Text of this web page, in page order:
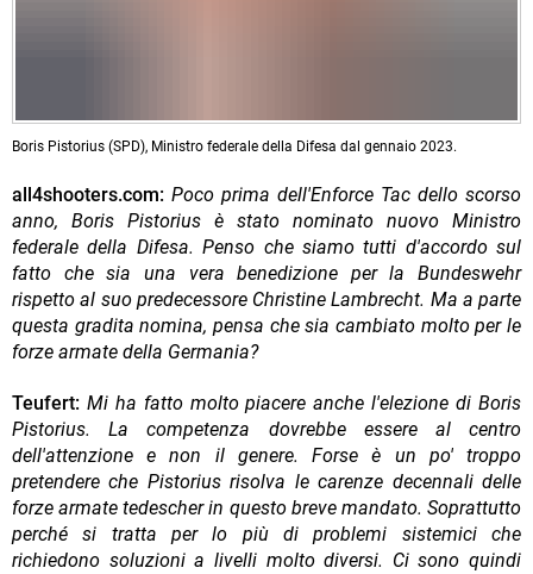
Boris Pistorius (SPD), Ministro federale della Difesa dal gennaio 2023.
all4shooters.com: Poco prima dell'Enforce Tac dello scorso
anno, Boris Pistorius è stato nominato nuovo Ministro
federale della Difesa. Penso che siamo tutti d'accordo sul
fatto che sia una vera benedizione per la Bundeswehr
rispetto al suo predecessore Christine Lambrecht. Ma a parte
questa gradita nomina, pensa che sia cambiato molto per le
forze armate della Germania?
Teufert: Mi ha fatto molto piacere anche l'elezione di Boris
Pistorius. La competenza dovrebbe essere al centro
dell'attenzione e non il genere. Forse è un po' troppo
pretendere che Pistorius risolva le carenze decennali delle
forze armate tedescher in questo breve mandato. Soprattutto
perché si tratta per lo più di problemi sistemici che
richiedono soluzioni a livelli molto diversi. Ci sono quindi